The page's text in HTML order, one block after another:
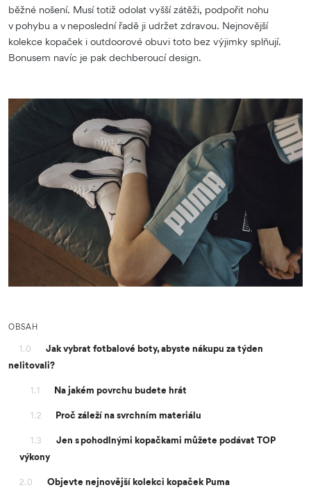
běžné nošení. Musí totiž odolat vyšší zátěži, podpořit nohu
v pohybu a v neposlední řadě ji udržet zdravou. Nejnovější
kolekce kopaček i outdoorové obuvi toto bez výjimky splňují.
Bonusem navíc je pak dechberoucí design.
OBSAH
1.0
Jak vybrat fotbalové boty, abyste nákupu za týden
nelitovali?
1.1 Na jakém povrchu budete hrát
1.2 Proč záleží na svrchním materiálu
1.3
Jen s pohodlnými kopačkami můžete podávat TOP
výkony
2.0 Objevte nejnovější kolekci kopaček Puma